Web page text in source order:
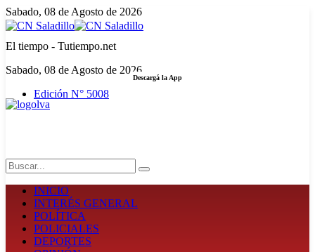
Sabado, 08 de Agosto de 2026
El tiempo - Tutiempo.net
Sabado, 08 de Agosto de 2026
Edición N° 5008
Descargá la App
INICIO
INTERÉS GENERAL
POLÍTICA
POLICIALES
DEPORTES